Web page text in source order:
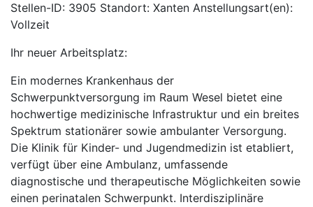
Stellen-ID: 3905 Standort: Xanten Anstellungsart(en):
Vollzeit
Ihr neuer Arbeitsplatz:
Ein modernes Krankenhaus der
Schwerpunktversorgung im Raum Wesel bietet eine
hochwertige medizinische Infrastruktur und ein breites
Spektrum stationärer sowie ambulanter Versorgung.
Die Klinik für Kinder- und Jugendmedizin ist etabliert,
verfügt über eine Ambulanz, umfassende
diagnostische und therapeutische Möglichkeiten sowie
einen perinatalen Schwerpunkt. Interdisziplinäre